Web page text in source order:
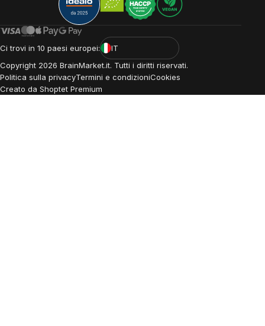
Ci trovi in 10 paesi europei:
IT
Copyright 2026 BrainMarket.it. Tutti i diritti riservati.
Politica sulla privacyTermini e condizioniCookies
Creato da Shoptet Premium